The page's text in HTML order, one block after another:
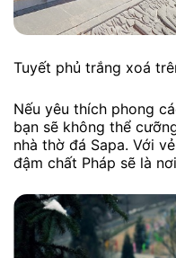
Tuyết phủ trắng xoá
Nếu yêu thích phong
bạn sẽ không thể
nhà thờ đá Sapa. Với
đậm chất Pháp sẽ là